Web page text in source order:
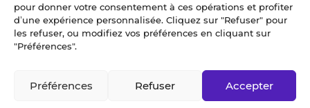
pour donner votre consentement à ces opérations et profiter
d’une expérience personnalisée. Cliquez sur "Refuser" pour
les refuser, ou modifiez vos préférences en cliquant sur
"Préférences".
Accepter
Refuser
Préférences